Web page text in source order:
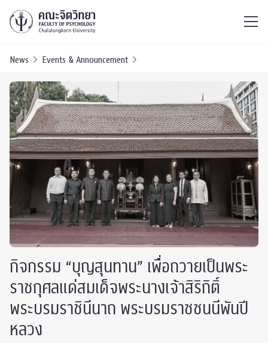
News Events & Announcement
กิจกรรม “บุญสุนทาน” เพื่อถวายเป็นพระ
ราชกุศลแด่สมเด็จพระนางเจ้าสิริกิติ์
พระบรมราชินีนาถ พระบรมราชชนนีพันปี
หลวง